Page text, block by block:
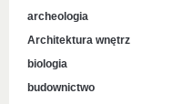
archeologia
Architektura wnętrz
biologia
budownictwo